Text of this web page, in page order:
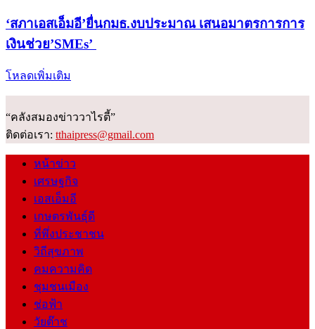
‘สภาเอสเอ็มอี’ยื่นกมธ.งบประมาณ เสนอมาตรการการ
เงินช่วย’SMEs’
โหลดเพิ่มเติม
“คลังสมองข่าววาไรตี้”
ติดต่อเรา: tthaipress@gmail.com
หน้าข่าว
เศรษฐกิจ
เอสเอ็มอี
เกษตรพันธุ์ดี
ที่พึ่งประชาชน
วิถีสุขภาพ
คมความคิด
ชุมชนเมือง
ช่อฟ้า
วัยต๊าช